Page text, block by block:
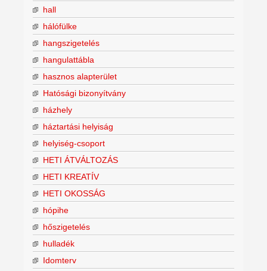
hall
hálófülke
hangszigetelés
hangulattábla
hasznos alapterület
Hatósági bizonyítvány
házhely
háztartási helyiság
helyiség-csoport
HETI ÁTVÁLTOZÁS
HETI KREATÍV
HETI OKOSSÁG
hópihe
hőszigetelés
hulladék
Idomterv